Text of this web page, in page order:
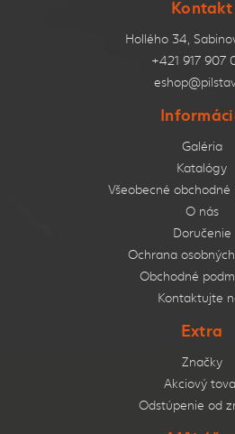
Kontakt
Hollého 34,
+421 917 907
Galéria
Katalógy
Všeobecné
O nás
Doručenie
Ochrana
Obchodné
Kontaktujte
Extra
Značky
Akciový
Odstúpenie od